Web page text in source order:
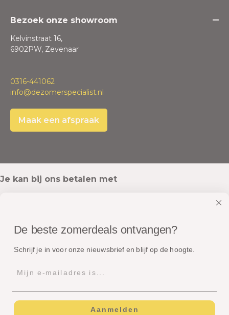
Bezoek onze showroom
Kelvinstraat 16,
6902PW, Zevenaar
0316-441062
info@dezomerspecialist.nl
Maak een afspraak
Je kan bij ons betalen met
Onze pakketten worden verstuurd met
© Copyright - Dé Zomerspecialist B.V.
De beste zomerdeals ontvangen?
Schrijf je in voor onze nieuwsbrief en blijf op de hoogte.
Aanmelden